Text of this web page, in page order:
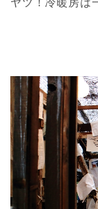
ヤツ！冷暖房は